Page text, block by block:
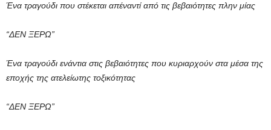
Ένα τραγούδι που στέκεται απέναντί από τις βεβαιότητες πλην μίας
“ΔΕΝ ΞΕΡΩ”
Ένα τραγούδι ενάντια στις βεβαιότητες που κυριαρχούν στα μέσα της
εποχής της ατελείωτης τοξικότητας
“ΔΕΝ ΞΕΡΩ”